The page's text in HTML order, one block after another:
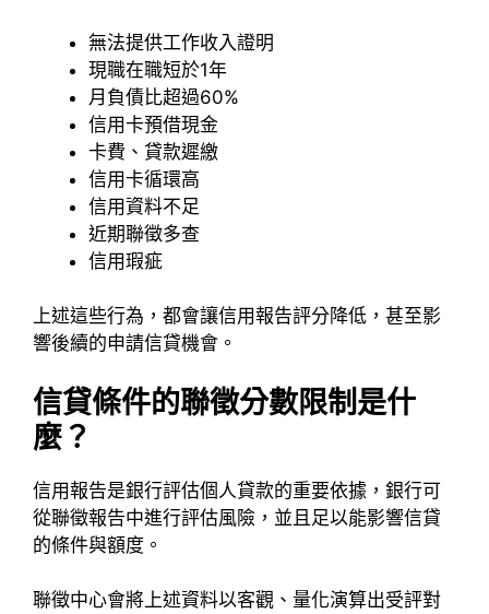
無法提供工作收入證明
現職在職短於1年
月負債比超過60%
信用卡預借現金
卡費、貸款遲繳
信用卡循環高
信用資料不足
近期聯徵多查
信用瑕疵
上述這些行為，都會讓信用報告評分降低，甚至影
響後續的申請信貸機會。
信貸條件的聯徵分數限制是什
麼？
信用報告是銀行評估個人貸款的重要依據，銀行可
從聯徵報告中進行評估風險，並且足以能影響信貸
的條件與額度。
聯徵中心會將上述資料以客觀、量化演算出受評對